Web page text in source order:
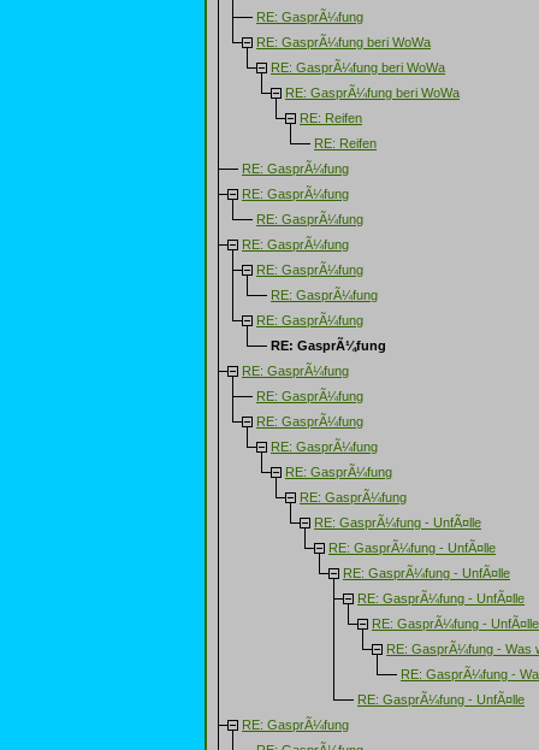
RE: GasprÃ¼fung
RE: GasprÃ¼fung beri WoWa
RE: GasprÃ¼fung beri WoWa
RE: GasprÃ¼fung beri WoWa
RE: Reifen
RE: Reifen
RE: GasprÃ¼fung
RE: GasprÃ¼fung
RE: GasprÃ¼fung
RE: GasprÃ¼fung
RE: GasprÃ¼fung
RE: GasprÃ¼fung
RE: GasprÃ¼fung
RE: GasprÃ¼fung
RE: GasprÃ¼fung
RE: GasprÃ¼fung
RE: GasprÃ¼fung
RE: GasprÃ¼fung
RE: GasprÃ¼fung
RE: GasprÃ¼fung
RE: GasprÃ¼fung - UnfÃ¤lle
RE: GasprÃ¼fung - UnfÃ¤lle
RE: GasprÃ¼fung - UnfÃ¤lle
RE: GasprÃ¼fung - UnfÃ¤lle
RE: GasprÃ¼fung - UnfÃ¤lle
RE: GasprÃ¼fung - Was
RE: GasprÃ¼fung -
RE: GasprÃ¼fung - UnfÃ¤lle
RE: GasprÃ¼fung